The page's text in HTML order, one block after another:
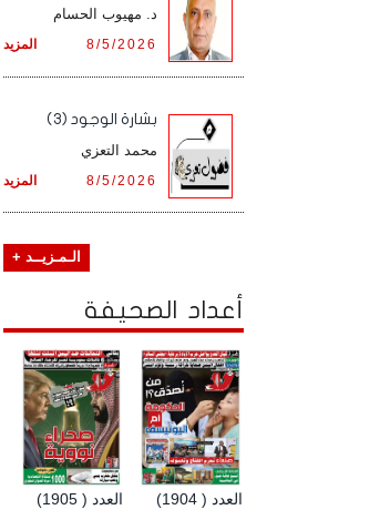
د. مهيوب الحسام
المزيد 8/5/2026
بشارة الوجود (3)
محمد التعزي
المزيد 8/5/2026
الـمـزيــد +
أعداد الصحيفة
العدد ( 1905) العدد ( 1904)